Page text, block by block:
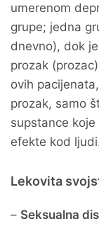
umerenom
grupe; jedna
dnevno), dok
prozak
ovih
prozak, samo
supstance
efekte kod
Lekovita
– Seksualna